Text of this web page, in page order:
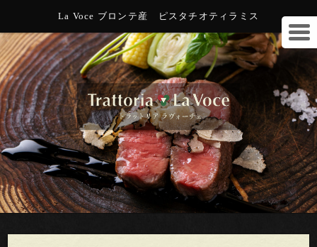
La Voce ブロンテ産 ピスタチオティラミス